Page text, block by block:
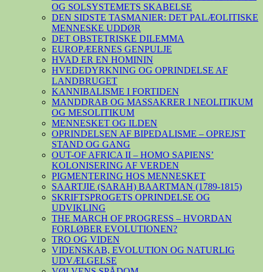
OG SOLSYSTEMETS SKABELSE
DEN SIDSTE TASMANIER: DET PALÆOLITISKE
MENNESKE UDDØR
DET OBSTETRISKE DILEMMA
EUROPÆERNES GENPULJE
HVAD ER EN HOMININ
HVEDEDYRKNING OG OPRINDELSE AF
LANDBRUGET
KANNIBALISME I FORTIDEN
MANDDRAB OG MASSAKRER I NEOLITIKUM
OG MESOLITIKUM
MENNESKET OG ILDEN
OPRINDELSEN AF BIPEDALISME – OPREJST
STAND OG GANG
OUT-OF AFRICA II – HOMO SAPIENS’
KOLONISERING AF VERDEN
PIGMENTERING HOS MENNESKET
SAARTJIE (SARAH) BAARTMAN (1789-1815)
SKRIFTSPROGETS OPRINDELSE OG
UDVIKLING
THE MARCH OF PROGRESS – HVORDAN
FORLØBER EVOLUTIONEN?
TRO OG VIDEN
VIDENSKAB, EVOLUTION OG NATURLIG
UDVÆLGELSE